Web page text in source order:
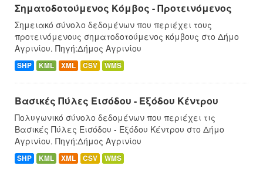
Σηματοδοτούμενος Κόμβος - Προτεινόμενος
Σημειακό σύνολο δεδομένων που περιέχει τους
προτεινόμενους σηματοδοτούμενος κόμβους στο Δήμo
Αγρινίου. Πηγή:Δήμος Αγρινίου
SHP KML XML CSV WMS
Βασικές Πύλες Εισόδου - Εξόδου Κέντρου
Πολυγωνικό σύνολο δεδομένων που περιέχει τις
Βασικές Πύλες Εισόδου - Εξόδου Κέντρου στο Δήμο
Αγρινίου. Πηγή:Δήμος Αγρινίου
SHP KML XML CSV WMS